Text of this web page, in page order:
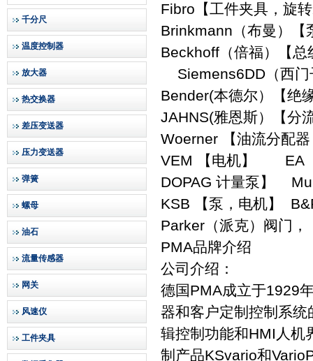
千分尺
温度控制器
放大器
热交换器
差压变送器
压力变送器
弹簧
螺母
油石
流量传感器
网关
风速仪
工件夹具
Fibro【工件夹具，旋
Brinkmann（布曼）
Beckhoff（倍福）【
Siemens6DD（西门
Bender(本德尔）【绝
JAHNS(雅恩斯）【
Woerner 【油流分配
VEM 【电机】 EA
DOPAG 计量泵】
KSB 【泵，电机】
Parker（派克）阀门
PMA品牌介绍
公司介绍：
德国PMA成立于1929
器和客户定制控制系
辑控制功能和HMI人机
制产品KSvario和